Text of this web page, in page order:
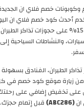
خصم فلاي ان
لخصم فوري يصل إلى 15% على حجوزات تذاكر
والنشاطات السياحية
الطيران، الفنادق
من زيارة موقع كود خصم في
على تخفيض إضافي على
(ABC286) قبل إتمام حجزك.